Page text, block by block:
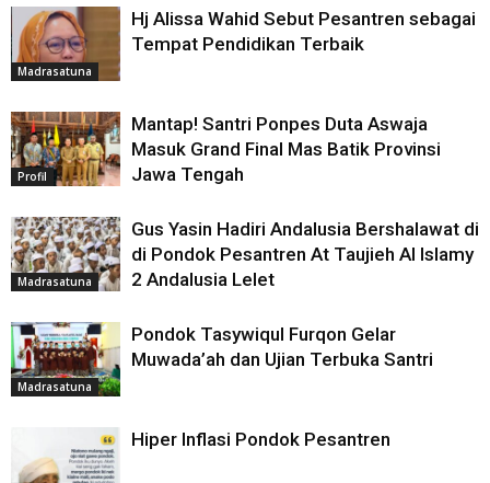
Madrasatuna
Hj Alissa Wahid Sebut Pesantren sebagai
Tempat Pendidikan Terbaik
Profil
Mantap! Santri Ponpes Duta Aswaja
Masuk Grand Final Mas Batik Provinsi
Jawa Tengah
Madrasatuna
Gus Yasin Hadiri Andalusia Bershalawat di
di Pondok Pesantren At Taujieh Al Islamy
2 Andalusia Lelet
Madrasatuna
Pondok Tasywiqul Furqon Gelar
Muwada’ah dan Ujian Terbuka Santri
Hiper Inflasi Pondok Pesantren